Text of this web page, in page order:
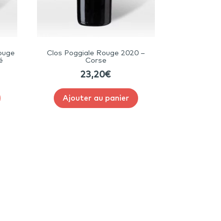
Clos Poggiale Rouge 2020 –
Corse
23,20€
Ajouter au panier